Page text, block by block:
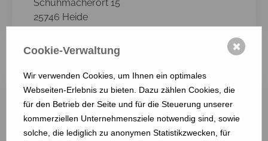
Schuhmacherort 15
25746 Heide
Cookie-Verwaltung
Wir verwenden Cookies, um Ihnen ein optimales
Webseiten-Erlebnis zu bieten. Dazu zählen Cookies, die
für den Betrieb der Seite und für die Steuerung unserer
kommerziellen Unternehmensziele notwendig sind, sowie
solche, die lediglich zu anonymen Statistikzwecken, für
✖